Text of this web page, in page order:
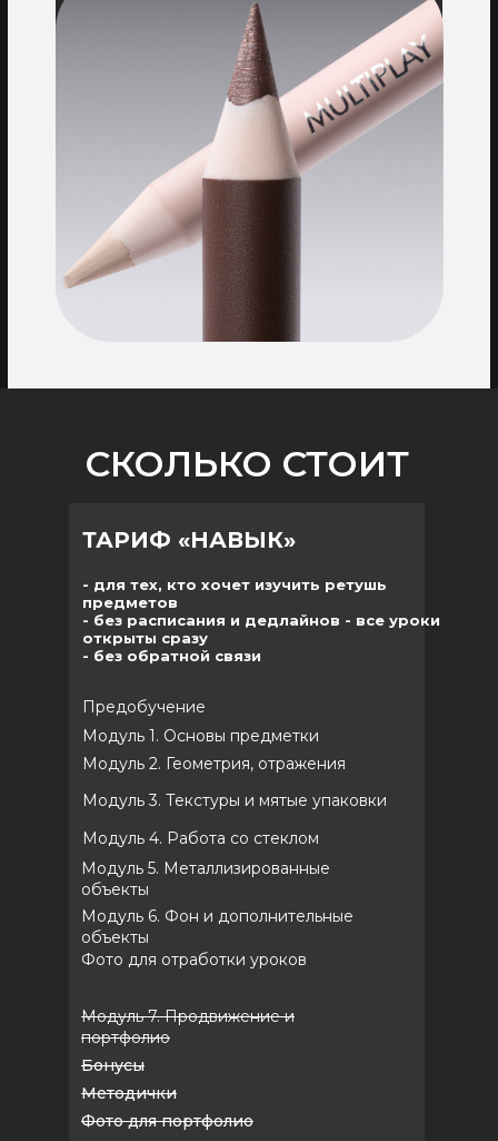
СКОЛЬКО СТОИТ
- для тех, кто хочет изучить ретушь
предметов
- без расписания и дедлайнов - все уроки
открыты сразу
- без обратной связи
ТАРИФ «НАВЫК»
Модуль 7. Продвижение и
портфолио
Фото для отработки уроков
Модуль 6. Фон и дополнительные
объекты
Модуль 5. Металлизированные
объекты
Предобучение
Модуль 1. Основы предметки
Модуль 4. Работа со стеклом
Модуль 3. Текстуры и мятые упаковки
Модуль 2. Геометрия, отражения
Фото для портфолио
Бонусы
Методички